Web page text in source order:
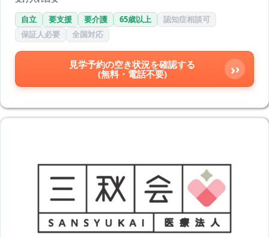
自立 要支援 要介護 65歳以上
認知症相談可
保証人必要
全国対応
見学予約の空き状況を確認する
(無料・電話不要)
›